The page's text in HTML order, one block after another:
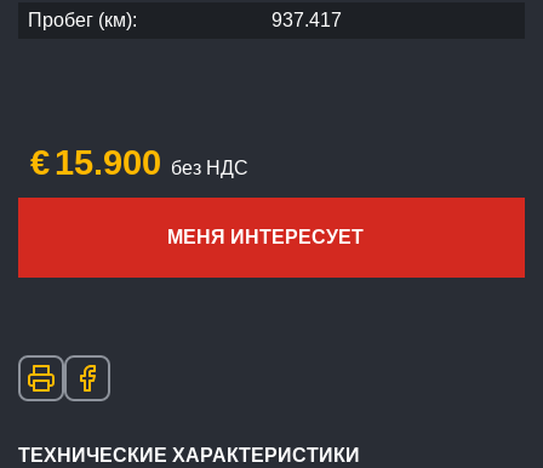
€15.900 без НДС
МЕНЯ ИНТЕРЕСУЕТ
Пробег (км):
937.417
ТЕХНИЧЕСКИЕ ХАРАКТЕРИСТИКИ